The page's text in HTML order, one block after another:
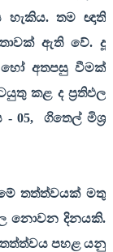
තම ඥාති
ඇති වේ. දූ
හෝ අතපසු වීමක්
කළ ද ප්‍රතිඵල
-05,
ගිතෙල් මිශ්‍ර
තත්ත්වයක් මතු
නොවන දිනයකි.
තත්ත්වය පහළ යනු